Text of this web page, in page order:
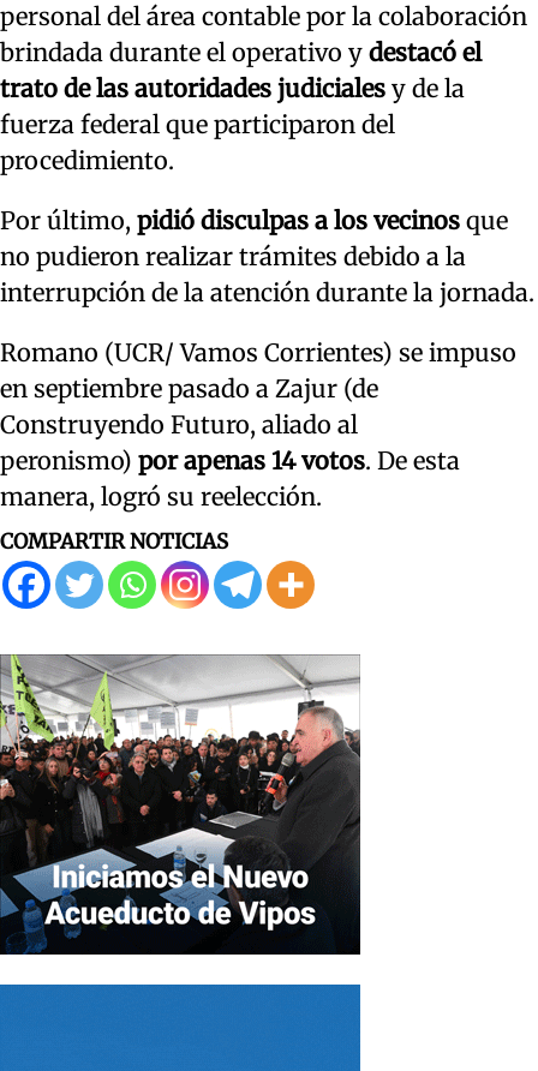
personal del área contable por la colaboración
brindada durante el operativo y destacó el
trato de las autoridades judiciales y de la
fuerza federal que participaron del
procedimiento.
Por último, pidió disculpas a los vecinos que
no pudieron realizar trámites debido a la
interrupción de la atención durante la jornada.
Romano (UCR/ Vamos Corrientes) se impuso
en septiembre pasado a Zajur (de
Construyendo Futuro, aliado al
peronismo) por apenas 14 votos. De esta
manera, logró su reelección.
COMPARTIR NOTICIAS